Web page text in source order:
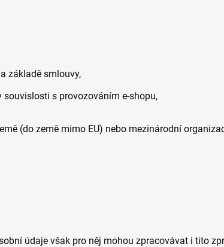
základě smlouvy,
s provozováním e-shopu,
(do země mimo EU) nebo mezinárodní
údaje však pro něj mohou zpracovávat i tito